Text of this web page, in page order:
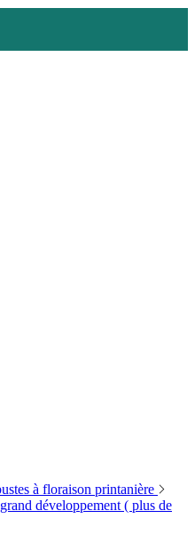
à floraison printanière
développement ( plus de